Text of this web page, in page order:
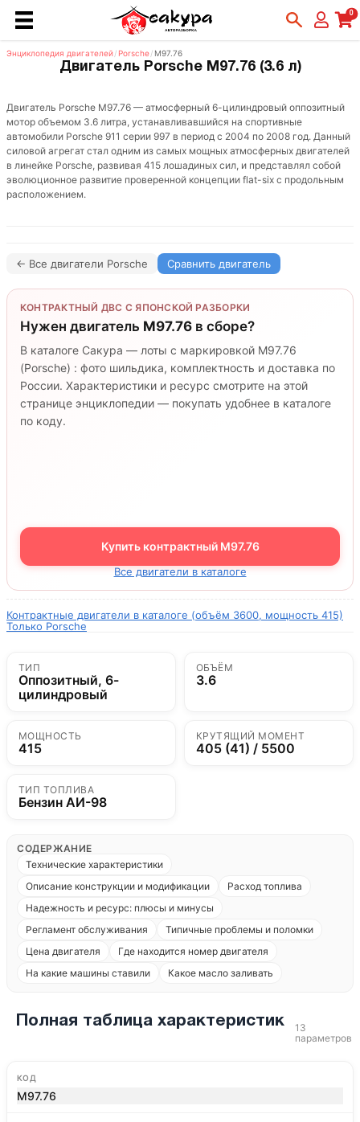
0
Энциклопедия двигателей/ Porsche/ M97.76
Двигатель Porsche M97.76 (3.6 л)
Двигатель Porsche M97.76 — атмосферный 6-цилиндровый оппозитный
мотор объемом 3.6 литра, устанавливавшийся на спортивные
автомобили Porsche 911 серии 997 в период с 2004 по 2008 год. Данный
силовой агрегат стал одним из самых мощных атмосферных двигателей
в линейке Porsche, развивая 415 лошадиных сил, и представлял собой
эволюционное развитие проверенной концепции flat-six с продольным
расположением.
← Все двигатели Porsche Сравнить двигатель
КОНТРАКТНЫЙ ДВС С ЯПОНСКОЙ РАЗБОРКИ
Нужен двигатель M97.76 в сборе?
В каталоге Сакура — лоты с маркировкой M97.76
(Porsche) : фото шильдика, комплектность и доставка по
России. Характеристики и ресурс смотрите на этой
странице энциклопедии — покупать удобнее в каталоге
по коду.
Купить контрактный M97.76
Все двигатели в каталоге
Контрактные двигатели в каталоге (объём 3600, мощность 415)
Только Porsche
ТИП
Оппозитный, 6-
цилиндровый
ОБЪЁМ
3.6
МОЩНОСТЬ
415
КРУТЯЩИЙ МОМЕНТ
405 (41) / 5500
ТИП ТОПЛИВА
Бензин АИ-98
СОДЕРЖАНИЕ
Технические характеристики
Описание конструкции и модификации
Расход топлива
Надежность и ресурс: плюсы и минусы
Регламент обслуживания
Типичные проблемы и поломки
Цена двигателя
Где находится номер двигателя
На какие машины ставили
Какое масло заливать
Полная таблица характеристик
13
параметров
КОД
M97.76